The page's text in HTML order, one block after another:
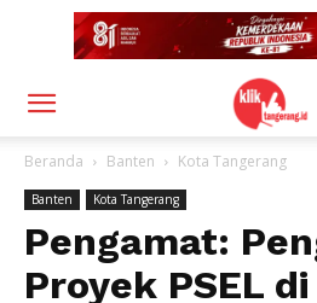
Beranda Banten Kota Tangerang
Banten Kota Tangerang
Pengamat:
Proyek PSEL di